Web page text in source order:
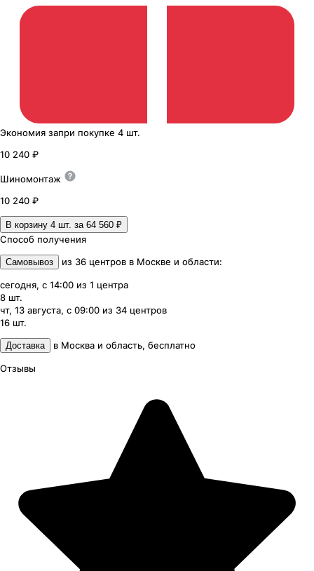
Экономия запри покупке 4 шт.
10 240 ₽
Шиномонтаж
10 240 ₽
В корзину 4 шт. за 64 560 ₽
Способ получения
Самовывоз из 36 центров в Москве и области:
сегодня, с 14:00 из 1 центра
8 шт.
чт, 13 августа, с 09:00 из 34 центров
16 шт.
Доставка в Москва и область, бесплатно
Отзывы